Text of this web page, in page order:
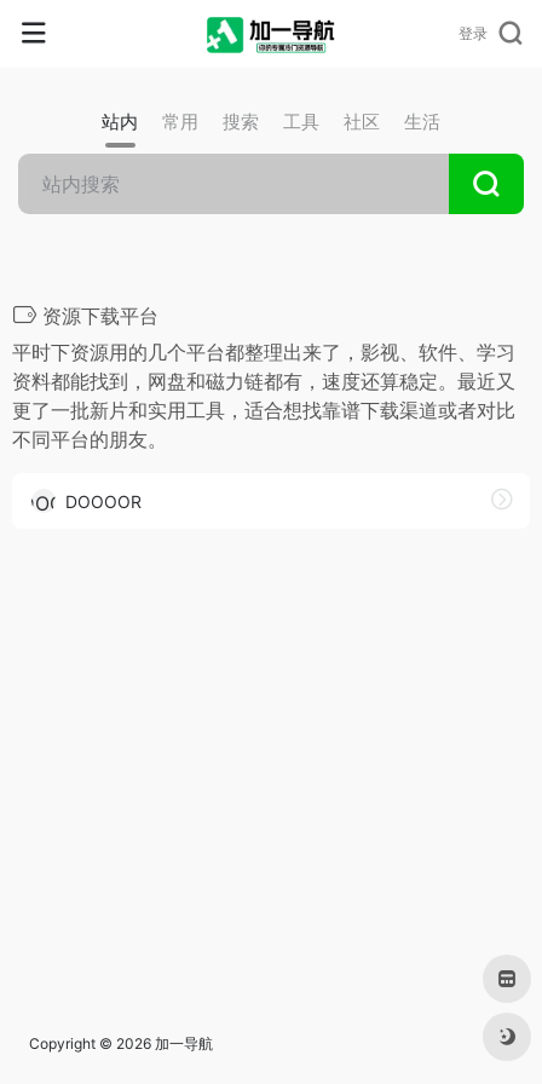
登录
站内 常用 搜索 工具 社区 生活
资源下载平台
平时下资源用的几个平台都整理出来了，影视、软件、学习
资料都能找到，网盘和磁力链都有，速度还算稳定。最近又
更了一批新片和实用工具，适合想找靠谱下载渠道或者对比
不同平台的朋友。
DOOOOR
Copyright © 2026 加一导航